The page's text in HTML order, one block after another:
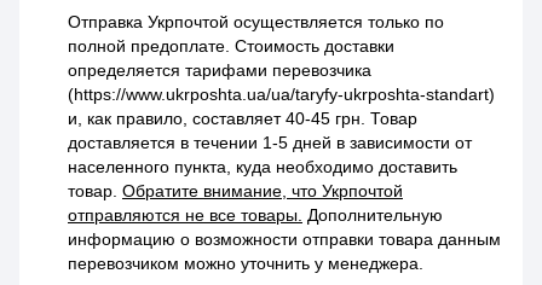
Отправка Укрпочтой осуществляется только по
полной предоплате. Стоимость доставки
определяется тарифами перевозчика
(https://www.ukrposhta.ua/ua/taryfy-ukrposhta-standart)
и, как правило, составляет 40-45 грн. Товар
доставляется в течении 1-5 дней в зависимости от
населенного пункта, куда необходимо доставить
товар. Обратите внимание, что Укрпочтой
отправляются не все товары. Дополнительную
информацию о возможности отправки товара данным
перевозчиком можно уточнить у менеджера.